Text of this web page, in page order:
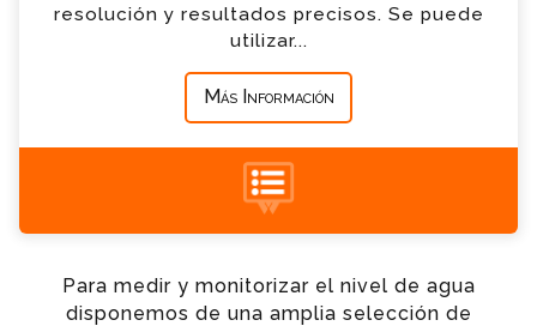
resolución y resultados precisos. Se puede
utilizar...
Más Información
Mensaje
*
+34 935 900 007
Para medir y monitorizar el nivel de agua
disponemos de una amplia selección de